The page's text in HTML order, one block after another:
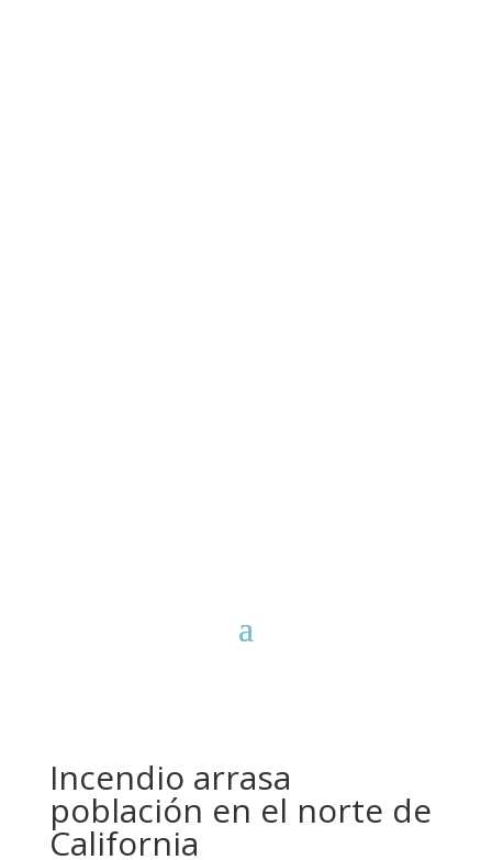
Incendio arrasa
población en el norte de
California